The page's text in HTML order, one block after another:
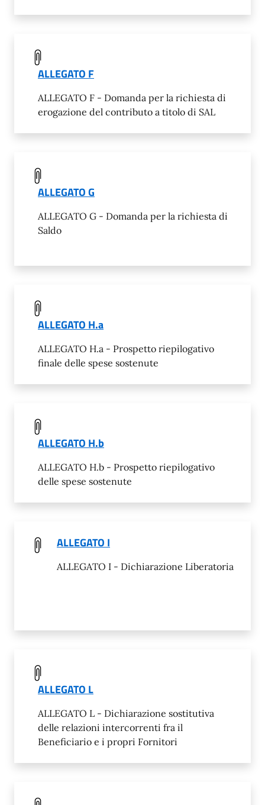
ALLEGATO F
ALLEGATO F - Domanda per la richiesta di
erogazione del contributo a titolo di SAL
ALLEGATO G
ALLEGATO G - Domanda per la richiesta di
Saldo
ALLEGATO H.a
ALLEGATO H.a - Prospetto riepilogativo
finale delle spese sostenute
ALLEGATO H.b
ALLEGATO H.b - Prospetto riepilogativo
delle spese sostenute
ALLEGATO I
ALLEGATO I - Dichiarazione Liberatoria
ALLEGATO L
ALLEGATO L - Dichiarazione sostitutiva
delle relazioni intercorrenti fra il
Beneficiario e i propri Fornitori